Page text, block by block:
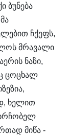
ბუნება
ჩქეფს,
მრავალი
ნაზი,
ცოცხალ
ხელით
მიწა -